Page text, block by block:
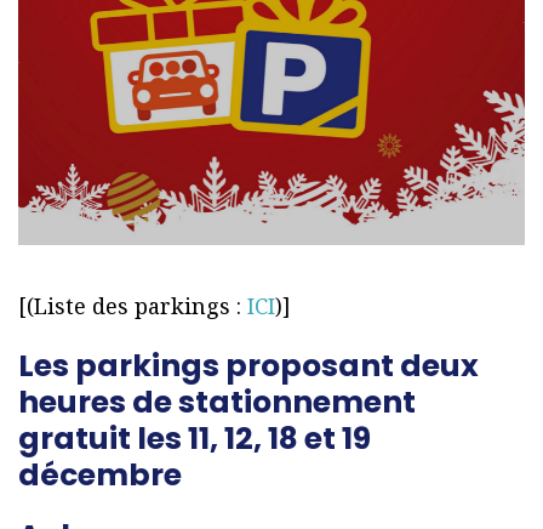
[(Liste des parkings : ICI)]
Les parkings proposant deux
heures de stationnement
gratuit les 11, 12, 18 et 19
décembre